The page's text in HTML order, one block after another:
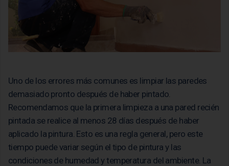
Uno de los errores más comunes es limpiar las paredes
demasiado pronto después de haber pintado.
Recomendamos que la primera limpieza a una pared recién
pintada se realice al menos 28 días después de haber
aplicado la pintura. Esto es una regla general, pero este
tiempo puede variar según el tipo de pintura y las
condiciones de humedad y temperatura del ambiente. La